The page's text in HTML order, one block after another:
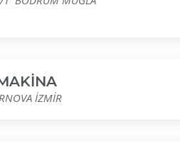
İZMİR